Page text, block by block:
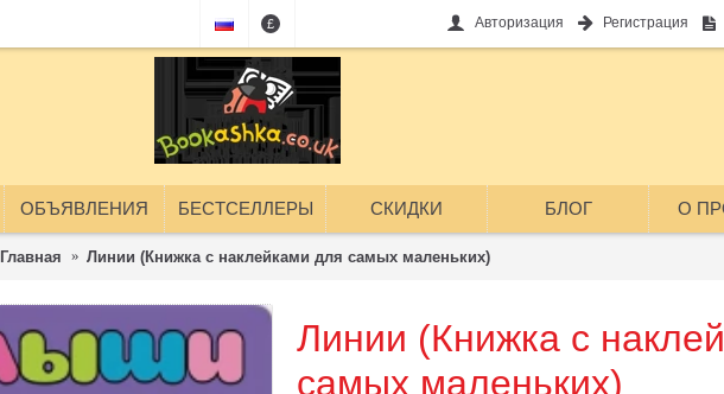
£ Авторизация Регистрация
ОБЪЯВЛЕНИЯ БЕСТСЕЛЛЕРЫ СКИДКИ БЛОГ О
Главная Линии (Книжка с наклейками для самых маленьких)
Линии (Книжка с
самых маленьких)